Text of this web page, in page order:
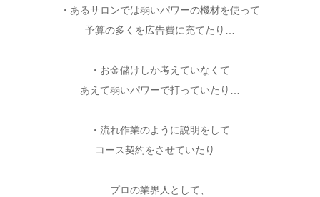
・あるサロンでは弱いパワーの機材を使って
予算の多くを広告費に充てたり…
・お金儲けしか考えていなくて
あえて弱いパワーで打っていたり…
・流れ作業のように説明をして
コース契約をさせていたり…
プロの業界人として、